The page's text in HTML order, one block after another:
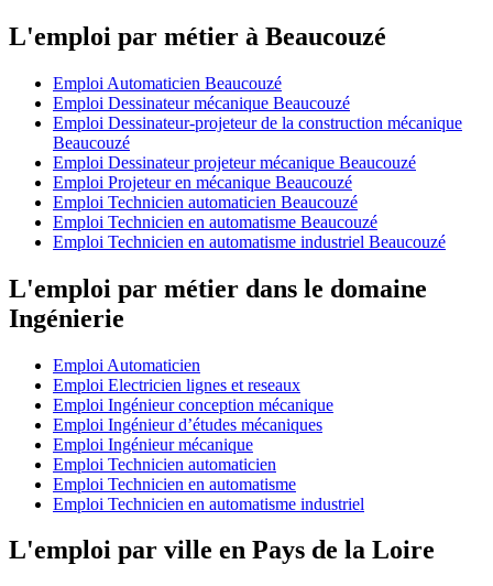
L'emploi par métier à Beaucouzé
Emploi Automaticien Beaucouzé
Emploi Dessinateur mécanique Beaucouzé
Emploi Dessinateur-projeteur de la construction mécanique
Beaucouzé
Emploi Dessinateur projeteur mécanique Beaucouzé
Emploi Projeteur en mécanique Beaucouzé
Emploi Technicien automaticien Beaucouzé
Emploi Technicien en automatisme Beaucouzé
Emploi Technicien en automatisme industriel Beaucouzé
L'emploi par métier dans le domaine
Ingénierie
Emploi Automaticien
Emploi Electricien lignes et reseaux
Emploi Ingénieur conception mécanique
Emploi Ingénieur d’études mécaniques
Emploi Ingénieur mécanique
Emploi Technicien automaticien
Emploi Technicien en automatisme
Emploi Technicien en automatisme industriel
L'emploi par ville en Pays de la Loire